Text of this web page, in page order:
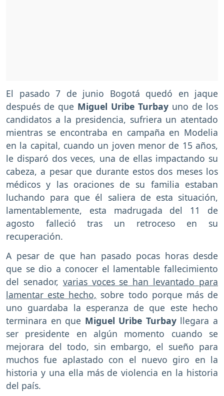
El pasado 7 de junio Bogotá quedó en jaque
después de que Miguel Uribe Turbay uno de los
candidatos a la presidencia, sufriera un atentado
mientras se encontraba en campaña en Modelia
en la capital, cuando un joven menor de 15 años,
le disparó dos veces, una de ellas impactando su
cabeza, a pesar que durante estos dos meses los
médicos y las oraciones de su familia estaban
luchando para que él saliera de esta situación,
lamentablemente, esta madrugada del 11 de
agosto falleció tras un retroceso en su
recuperación.
A pesar de que han pasado pocas horas desde
que se dio a conocer el lamentable fallecimiento
del senador, varias voces se han levantado para
lamentar este hecho, sobre todo porque más de
uno guardaba la esperanza de que este hecho
terminara en que Miguel Uribe Turbay llegara a
ser presidente en algún momento cuando se
mejorara del todo, sin embargo, el sueño para
muchos fue aplastado con el nuevo giro en la
historia y una ella más de violencia en la historia
del país.